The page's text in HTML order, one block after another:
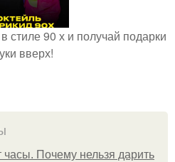
стиле 90 х и получай подарки
вверх!
часы. Почему нельзя дарить